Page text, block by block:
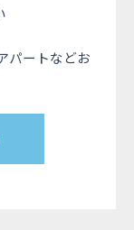
パートなどお